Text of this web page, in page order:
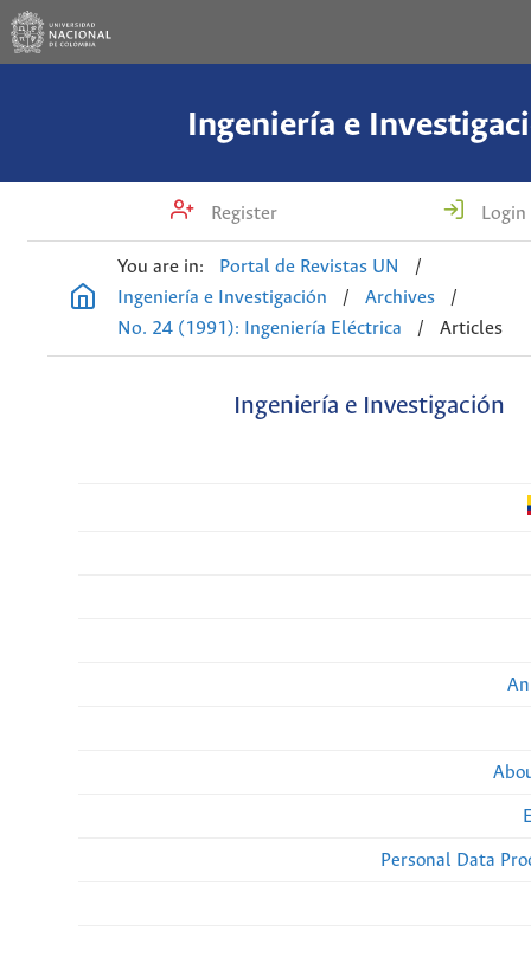
Ingeniería e
Register Login
You are in: Portal de Revistas UN
/
Ingeniería e Investigación
/ Archives
/
No. 24 (1991): Ingeniería Eléctrica
/ Articles
Ingeniería e Investigación
Personal Data